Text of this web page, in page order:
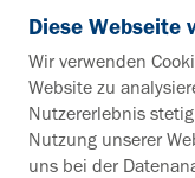
+49 2307 704-0
info@vahle.de
Paul Vahle GmbH &
Westicker Str. 52
59174 Kamen
Deutschland
Diese Webseite
Wir verwenden
Website zu
Nutzererlebnis
Nutzung unserer
uns bei der